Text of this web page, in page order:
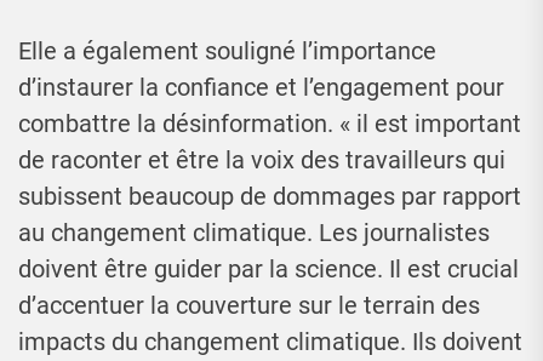
Elle a également souligné l’importance
d’instaurer la confiance et l’engagement pour
combattre la désinformation. « il est important
de raconter et être la voix des travailleurs qui
subissent beaucoup de dommages par rapport
au changement climatique. Les journalistes
doivent être guider par la science. Il est crucial
d’accentuer la couverture sur le terrain des
impacts du changement climatique. Ils doivent